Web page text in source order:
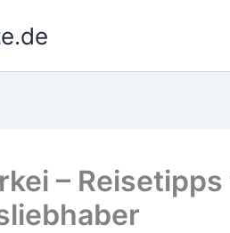
–